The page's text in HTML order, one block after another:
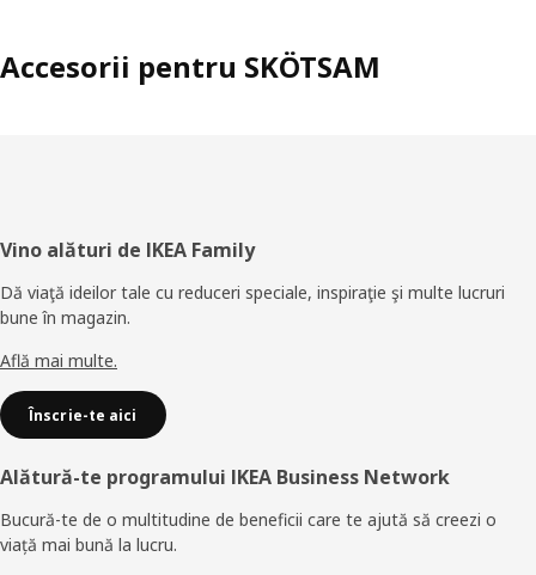
Accesorii pentru SKÖTSAM
Subsol
Vino alături de IKEA Family
Dă viaţă ideilor tale cu reduceri speciale, inspiraţie şi multe lucruri
bune în magazin.
Află mai multe.
Înscrie-te aici
Alătură-te programului IKEA Business Network
Bucură-te de o multitudine de beneficii care te ajută să creezi o
viață mai bună la lucru.